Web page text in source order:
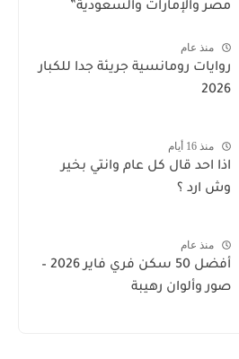
مصر والإمارات والسعودية”
منذ عام
روايات رومانسية جريئة جدا للكبار
2026
منذ 16 أيام
اذا احد قال كل عام وانتي بخير
وش ارد ؟
منذ عام
أفضل 50 سكن فري فاير 2026 –
صور وألوان رهيبة